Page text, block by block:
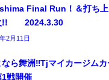
Final Run！＆打ち上
!! 2024.3.30
2月11日
なら舞洲‼Tjマイカージムカ
1戦開催